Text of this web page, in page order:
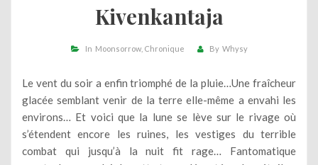
Kivenkantaja
In Moonsorrow Chronique By Whysy
Le vent du soir a enfin triomphé de la pluie…Une fraîcheur
glacée semblant venir de la terre elle-même a envahi les
environs… Et voici que la lune se lève sur le rivage où
s’étendent encore les ruines, les vestiges du terrible
combat qui jusqu’à la nuit fit rage… Fantomatique